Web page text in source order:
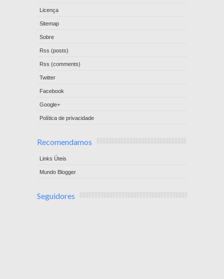
Licença
Sitemap
Sobre
Rss (posts)
Rss (comments)
Twitter
Facebook
Google+
Política de privacidade
Recomendamos
Links Úteis
Mundo Blogger
Seguidores